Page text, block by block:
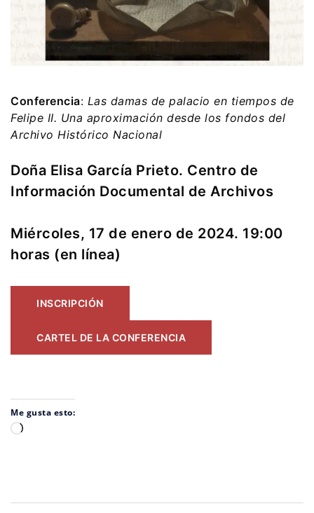
Conferencia: Las damas de palacio en tiempos de
Felipe II. Una aproximación desde los fondos del
Archivo Histórico Nacional
Doña Elisa García Prieto. Centro de
Información Documental de Archivos
Miércoles, 17 de enero de 2024. 19:00
horas (en línea)
INSCRIPCIÓN
CARTEL DE LA CONFERENCIA
Me gusta esto:
Cargando...